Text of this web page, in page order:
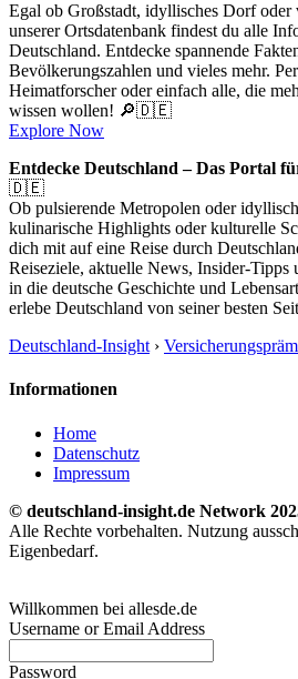
Egal ob Großstadt, idyllisches Dorf oder
unserer Ortsdatenbank findest du alle
Deutschland. Entdecke spannende
Bevölkerungszahlen und vieles mehr.
Heimatforscher oder einfach alle, die
wissen wollen! 🔎🇩🇪
Explore Now
Entdecke Deutschland – Das Portal
🇩🇪
Ob pulsierende Metropolen oder
kulinarische Highlights oder kulturelle
dich mit auf eine Reise durch
Reiseziele, aktuelle News, Insider-Tipps
in die deutsche Geschichte und
erlebe Deutschland von seiner besten
Deutschland-Insight ›
Informationen
Home
Datenschutz
Impressum
© deutschland-insight.de Network
Alle Rechte vorbehalten. Nutzung
Eigenbedarf.
Willkommen bei allesde.de
Username or Email Address
Password